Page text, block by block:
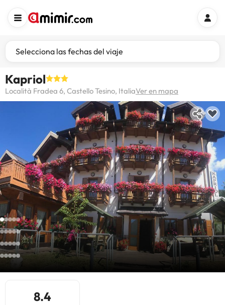
Selecciona las fechas del viaje
Kapriol
Località Fradea 6, Castello Tesino, ItaliaVer en mapa
8.4